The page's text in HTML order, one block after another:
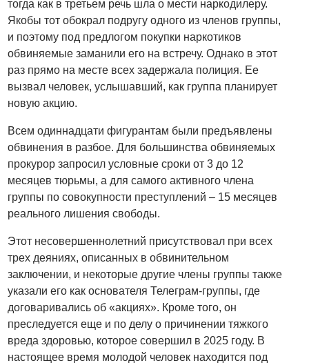
тогда как в третьем речь шла о мести наркодилеру.
Якобы тот обокрал подругу одного из членов группы,
и поэтому под предлогом покупки наркотиков
обвиняемые заманили его на встречу. Однако в этот
раз прямо на месте всех задержала полиция. Ее
вызвал человек, услышавший, как группа планирует
новую акцию.
Всем одиннадцати фигурантам были предъявлены
обвинения в разбое. Для большинства обвиняемых
прокурор запросил условные сроки от 3 до 12
месяцев тюрьмы, а для самого активного члена
группы по совокупности преступлений – 15 месяцев
реального лишения свободы.
Этот несовершеннолетний присутствовал при всех
трех деяниях, описанных в обвинительном
заключении, и некоторые другие члены группы также
указали его как основателя Телеграм-группы, где
договаривались об «акциях». Кроме того, он
преследуется еще и по делу о причинении тяжкого
вреда здоровью, которое совершил в 2025 году. В
настоящее время молодой человек находится под